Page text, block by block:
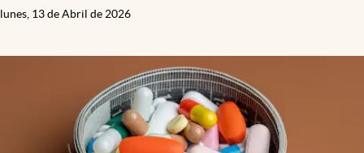
lunes, 13 de Abril de 2026